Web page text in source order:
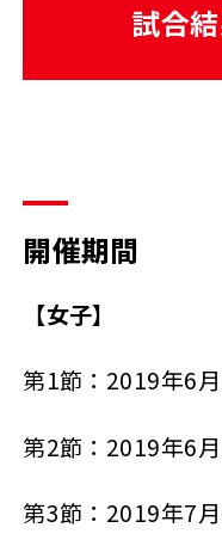
試合
開催期間
【女子】
第1節：2019年6
第2節：2019年6
第3節：2019年7